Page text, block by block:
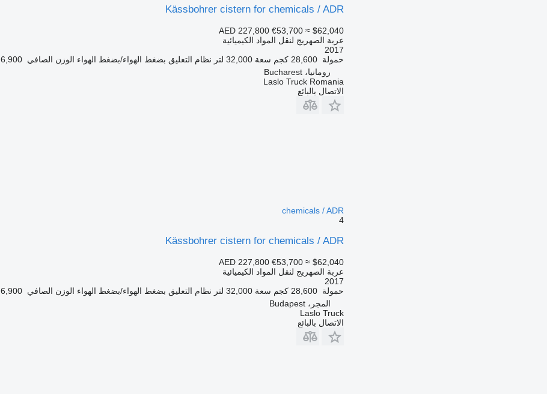
Kässbohrer cistern for chemicals / ADR
AED 227,800 €53,700 ≈ $62,040
عربة الصهريج لنقل المواد الكيميائية
2017
حمولة 28,600 كجم سعة 32,000 لتر نظام التعليق بضغط الهواء/بضغط الهواء الوزن الصافي 6,900 كجم
رومانيا، Bucharest
Laslo Truck Romania
الاتصال بالبائع
chemicals / ADR
4
Kässbohrer cistern for chemicals / ADR
AED 227,800 €53,700 ≈ $62,040
عربة الصهريج لنقل المواد الكيميائية
2017
حمولة 28,600 كجم سعة 32,000 لتر نظام التعليق بضغط الهواء/بضغط الهواء الوزن الصافي 6,900 كجم
المجر، Budapest
Laslo Truck
الاتصال بالبائع